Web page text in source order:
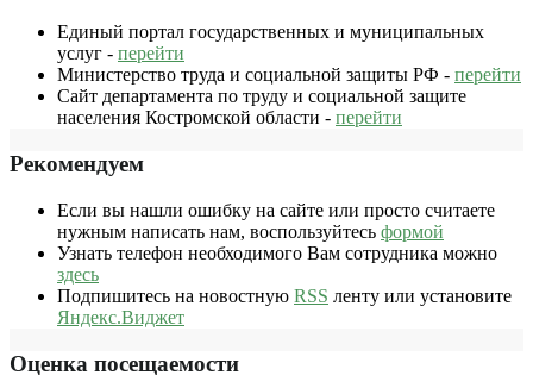
Единый портал государственных и муниципальных
услуг - перейти
Министерство труда и социальной защиты РФ - перейти
Сайт департамента по труду и социальной защите
населения Костромской области - перейти
Рекомендуем
Если вы нашли ошибку на сайте или просто считаете
нужным написать нам, воспользуйтесь формой
Узнать телефон необходимого Вам сотрудника можно
здесь
Подпишитесь на новостную RSS ленту или установите
Яндекс.Виджет
Оценка посещаемости